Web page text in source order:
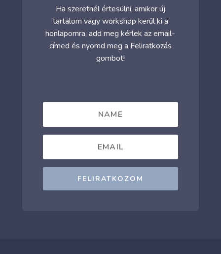
Ha szeretnél értesülni, amikor új
tartalom vagy workshop kerül ki a
honlapomra, add meg kérlek az email-
címed és nyomd meg a Feliratkozás
gombot!
FELIRATKOZOM